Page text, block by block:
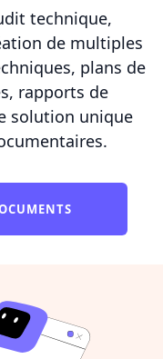
technique,
de multiples
plans de
rapports de
solution unique